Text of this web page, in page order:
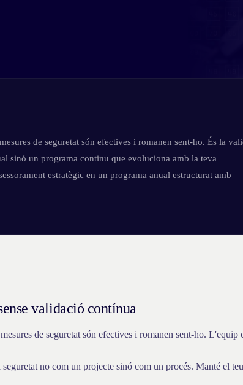
de seguretat són efectives i romanen sent-ho. És la
sinó un programa continu que evoluciona amb la teva
estratègic en un programa anual estructurat amb
validació contínua
de seguretat són efectives i romanen sent-ho.
no com un projecte sinó com un procés. Manté el